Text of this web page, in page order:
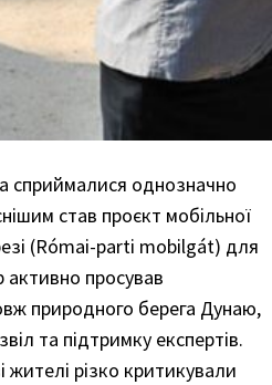
сприймалися однозначно
став проєкт мобільної
(Római-parti mobilgát) для
активно просував
природного берега Дунаю,
та підтримку експертів.
жителі різко критикували